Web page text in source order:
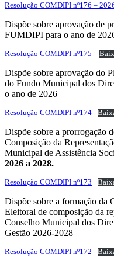
Resolução COMDIPI nº176 –
Dispõe sobre aprovação de
FUMDIPI para o ano de
Resolução COMDIPI nº175
Dispõe sobre aprovação do
do Fundo Municipal dos
o ano de 2026
Resolução COMDIPI nº174
Dispõe sobre a prorrogação
Composição da
Municipal de Assistência
2026 a 2028.
Resolução COMDIPI nº173
Dispõe sobre a formação da
Eleitoral de composição da
Conselho Municipal dos
Gestão 2026-2028
Resolução COMDIPI nº172